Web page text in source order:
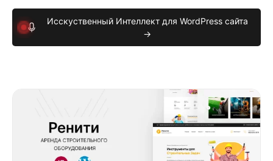
Исскуственный Интеллект для WordPress сайта
→